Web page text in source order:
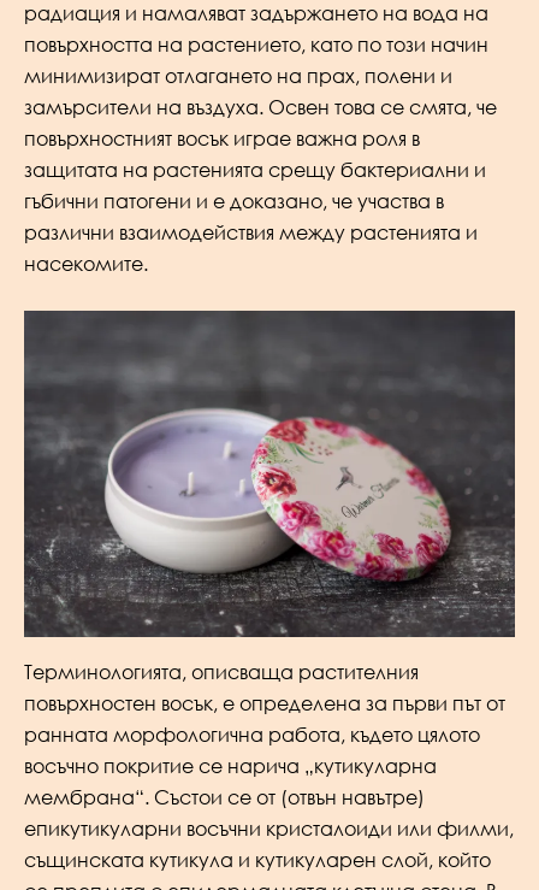
радиация и намаляват задържането на вода на
повърхността на растението, като по този начин
минимизират отлагането на прах, полени и
замърсители на въздуха. Освен това се смята, че
повърхностният восък играе важна роля в
защитата на растенията срещу бактериални и
гъбични патогени и е доказано, че участва в
различни взаимодействия между растенията и
насекомите.
Терминологията, описваща растителния
повърхностен восък, е определена за първи път от
ранната морфологична работа, където цялото
восъчно покритие се нарича „кутикуларна
мембрана“. Състои се от (отвън навътре)
епикутикуларни восъчни кристалоиди или филми,
същинската кутикула и кутикуларен слой, който